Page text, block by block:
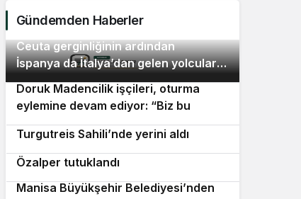
Gündemden Haberler
Ceuta gerginliğinin ardından
İspanya da İtalya’dan gelen yolculara
sınır kontrolü başlattı
2
Doruk Madencilik işçileri, oturma
eylemine devam ediyor: “Biz bu
ödemelerde mutabık değiliz”
3
Turgutreis Sahili’nde yerini aldı
Özalper tutuklandı
5
Manisa Büyükşehir Belediyesi’nden
6